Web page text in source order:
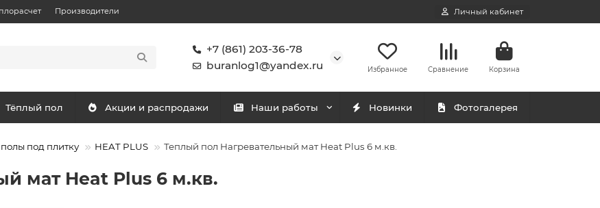
Производители Личный кабинет
+7 (861) 203-36-78
buranlog1@yandex.ru
Избранное Сравнение Корзина
Тёплый пол Акции и распродажи Наши работы Новинки Фотогалерея
под плитку HEAT PLUS Теплый пол Нагревательный мат Heat Plus 6 м.кв.
мат Heat Plus 6 м.кв.